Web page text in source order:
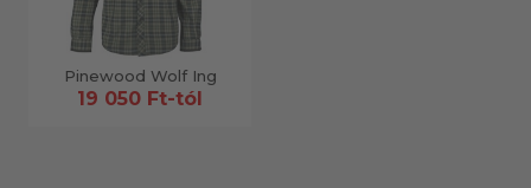
Pinewood Wolf Ing
19 050 Ft-tól